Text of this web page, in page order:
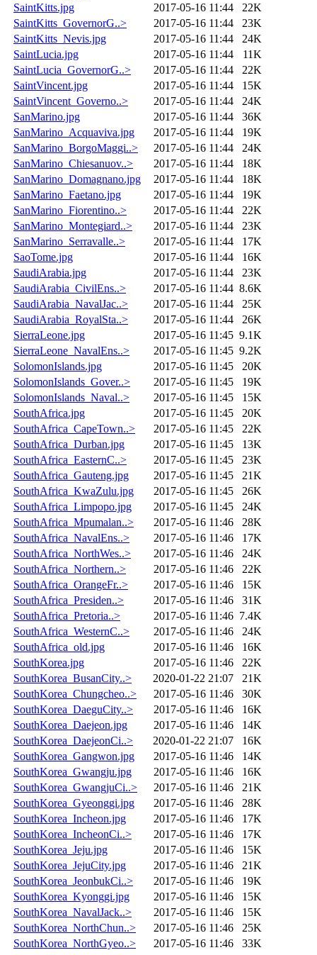
SaintKitts.jpg
2017-05-16 11:44
22K
SaintKitts_GovernorG..>
2017-05-16 11:44
23K
SaintKitts_Nevis.jpg
2017-05-16 11:44
24K
SaintLucia.jpg
2017-05-16 11:44
11K
SaintLucia_GovernorG..>
2017-05-16 11:44
22K
SaintVincent.jpg
2017-05-16 11:44
15K
SaintVincent_Governo..>
2017-05-16 11:44
24K
SanMarino.jpg
2017-05-16 11:44
36K
SanMarino_Acquaviva.jpg
2017-05-16 11:44
19K
SanMarino_BorgoMaggi..>
2017-05-16 11:44
24K
SanMarino_Chiesanuov..>
2017-05-16 11:44
18K
SanMarino_Domagnano.jpg
2017-05-16 11:44
18K
SanMarino_Faetano.jpg
2017-05-16 11:44
19K
SanMarino_Fiorentino..>
2017-05-16 11:44
22K
SanMarino_Montegiard..>
2017-05-16 11:44
23K
SanMarino_Serravalle..>
2017-05-16 11:44
17K
SaoTome.jpg
2017-05-16 11:44
16K
SaudiArabia.jpg
2017-05-16 11:44
23K
SaudiArabia_CivilEns..>
2017-05-16 11:44 8.6K
SaudiArabia_NavalJac..>
2017-05-16 11:44
25K
SaudiArabia_RoyalSta..>
2017-05-16 11:44
26K
SierraLeone.jpg
2017-05-16 11:45 9.1K
SierraLeone_NavalEns..>
2017-05-16 11:45 9.2K
SolomonIslands.jpg
2017-05-16 11:45
20K
SolomonIslands_Gover..>
2017-05-16 11:45
19K
SolomonIslands_Naval..>
2017-05-16 11:45
15K
SouthAfrica.jpg
2017-05-16 11:45
20K
SouthAfrica_CapeTown..>
2017-05-16 11:45
22K
SouthAfrica_Durban.jpg
2017-05-16 11:45
13K
SouthAfrica_EasternC..>
2017-05-16 11:45
23K
SouthAfrica_Gauteng.jpg
2017-05-16 11:45
21K
SouthAfrica_KwaZulu.jpg
2017-05-16 11:45
26K
SouthAfrica_Limpopo.jpg
2017-05-16 11:45
24K
SouthAfrica_Mpumalan..>
2017-05-16 11:46
28K
SouthAfrica_NavalEns..>
2017-05-16 11:46
17K
SouthAfrica_NorthWes..>
2017-05-16 11:46
24K
SouthAfrica_Northern..>
2017-05-16 11:46
22K
SouthAfrica_OrangeFr..>
2017-05-16 11:46
15K
SouthAfrica_Presiden..>
2017-05-16 11:46
31K
SouthAfrica_Pretoria..>
2017-05-16 11:46 7.4K
SouthAfrica_WesternC..>
2017-05-16 11:46
24K
SouthAfrica_old.jpg
2017-05-16 11:46
16K
SouthKorea.jpg
2017-05-16 11:46
22K
SouthKorea_BusanCity..>
2020-01-22 21:07
21K
SouthKorea_Chungcheo..>
2017-05-16 11:46
30K
SouthKorea_DaeguCity..>
2017-05-16 11:46
16K
SouthKorea_Daejeon.jpg
2017-05-16 11:46
14K
SouthKorea_DaejeonCi..>
2020-01-22 21:07
16K
SouthKorea_Gangwon.jpg
2017-05-16 11:46
14K
SouthKorea_Gwangju.jpg
2017-05-16 11:46
16K
SouthKorea_GwangjuCi..>
2017-05-16 11:46
21K
SouthKorea_Gyeonggi.jpg
2017-05-16 11:46
28K
SouthKorea_Incheon.jpg
2017-05-16 11:46
17K
SouthKorea_IncheonCi..>
2017-05-16 11:46
17K
SouthKorea_Jeju.jpg
2017-05-16 11:46
15K
SouthKorea_JejuCity.jpg
2017-05-16 11:46
21K
SouthKorea_JeonbukCi..>
2017-05-16 11:46
19K
SouthKorea_Kyonggi.jpg
2017-05-16 11:46
15K
SouthKorea_NavalJack..>
2017-05-16 11:46
15K
SouthKorea_NorthChun..>
2017-05-16 11:46
25K
SouthKorea_NorthGyeo..>
2017-05-16 11:46
33K